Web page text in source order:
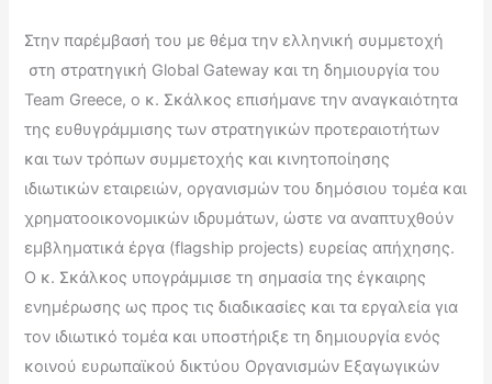
Στην παρέμβασή του με θέμα την ελληνική συμμετοχή
στη στρατηγική Global Gateway και τη δημιουργία του
Team Greece, o κ. Σκάλκος επισήμανε την αναγκαιότητα
της ευθυγράμμισης των στρατηγικών προτεραιοτήτων
και των τρόπων συμμετοχής και κινητοποίησης
ιδιωτικών εταιρειών, οργανισμών του δημόσιου τομέα και
χρηματοοικονομικών ιδρυμάτων, ώστε να αναπτυχθούν
εμβληματικά έργα (flagship projects) ευρείας απήχησης.
Ο κ. Σκάλκος υπογράμμισε τη σημασία της έγκαιρης
ενημέρωσης ως προς τις διαδικασίες και τα εργαλεία για
τον ιδιωτικό τομέα και υποστήριξε τη δημιουργία ενός
κοινού ευρωπαϊκού δικτύου Οργανισμών Εξαγωγικών